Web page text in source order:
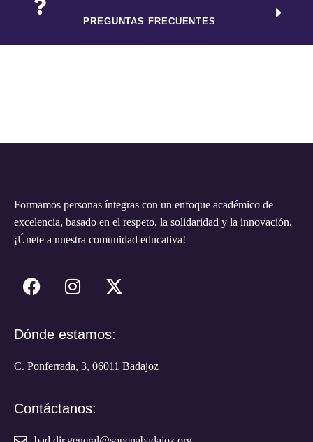
PREGUNTAS FRECUENTES
Formamos personas íntegras con un enfoque académico de
excelencia, basado en el respeto, la solidaridad y la innovación.
¡Únete a nuestra comunidad educativa!
Dónde estamos:
C. Ponferrada, 3, 06011 Badajoz
Contáctanos: